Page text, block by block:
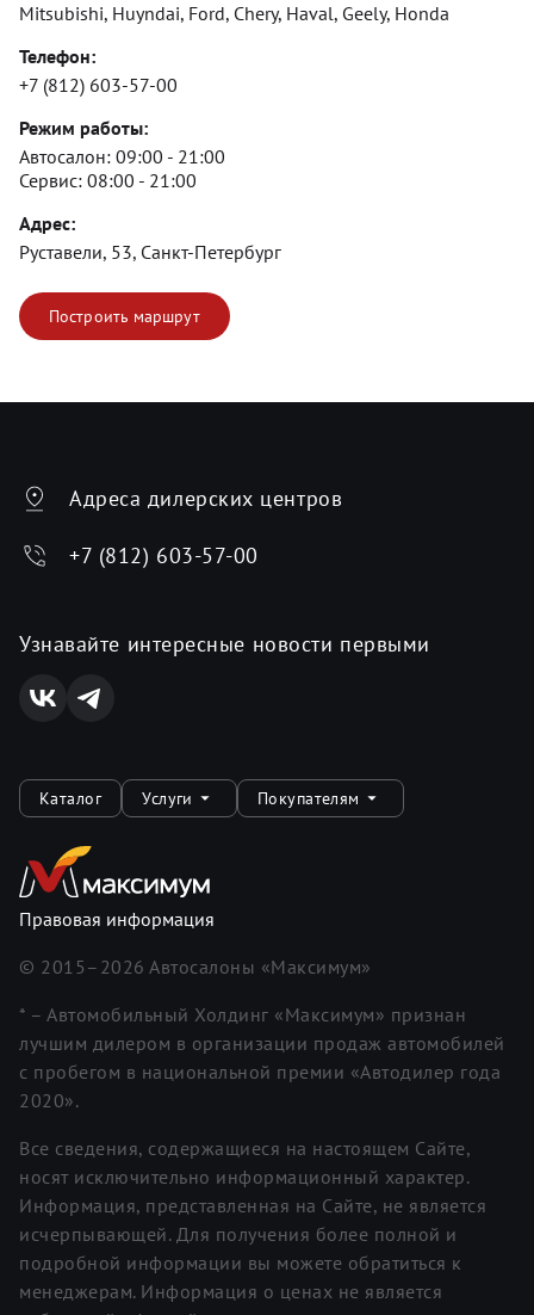
Mitsubishi, Huyndai, Ford, Chery, Haval, Geely, Honda
Телефон:
+7 (812) 603-57-00
Режим работы:
Автосалон: 09:00 - 21:00
Сервис: 08:00 - 21:00
Адрес:
Руставели, 53, Санкт-Петербург
Построить маршрут
Адреса дилерских центров
+7 (812) 603-57-00
Узнавайте интересные новости первыми
Каталог Услуги Покупателям
Правовая информация
© 2015– 2026 Автосалоны «Максимум»
* – Автомобильный Холдинг «Максимум» признан
лучшим дилером в организации продаж автомобилей
с пробегом в национальной премии «Автодилер года
2020».
Все сведения, содержащиеся на настоящем Сайте,
носят исключительно информационный характер.
Информация, представленная на Сайте, не является
исчерпывающей. Для получения более полной и
подробной информации вы можете обратиться к
менеджерам. Информация о ценах не является